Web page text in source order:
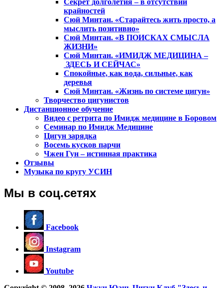
Секрет долголетия – в отсутствии
крайностей
Сюй Минтан. «Старайтесь жить просто, а
мыслить позитивно»
Сюй Минтан. «В ПОИСКАХ СМЫСЛА
ЖИЗНИ»
Сюй Минтан. «ИМИДЖ МЕДИЦИНА –
ЗДЕСЬ И СЕЙЧАС»
Спокойные, как вода, сильные, как
деревья
Сюй Минтан. «Жизнь по системе цигун»
Творчество цигунистов
Дистанционное обучение
Видео с ретрита по Имидж медицине в Боровом
Семинар по Имидж Медицине
Цигун зарядка
Восемь кусков парчи
Чжен Гун – истинная практика
Отзывы
Музыка по кругу УСИН
Мы в соц.сетях
Facebook
Instagram
Youtube